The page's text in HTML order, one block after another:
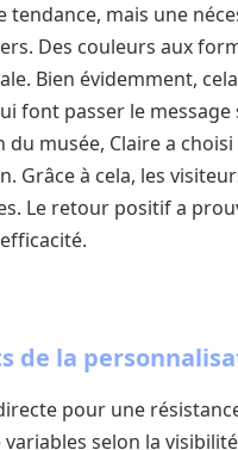
tendance, mais une
Des couleurs aux
Bien évidemment,
font passer le
musée, Claire a
Grâce à cela, les
Le retour positif a
de la
pour une
selon la